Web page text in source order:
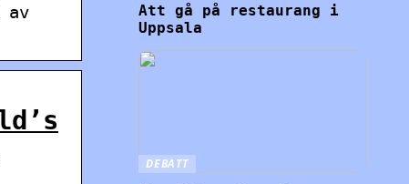
av
Att gå på restaurang i
Uppsala
DEBATT